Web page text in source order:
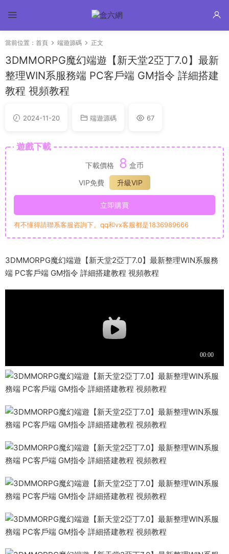
當前位置： 首頁 端遊源碼 正文
3DMMORPG魔幻端遊【新天堂2亞丁7.0】最新
整理WIN系服務端 PC客戶端 GM指令 詳細搭建
教程 視頻教程
2024-11-20 端遊源碼 67
遊戲下載
下載價格 8 盒币
VIP免費
升級VIP
立即購買
有不懂得請聯系客服咨詢下。qq和vx客服都是1836989666
3DMMORPG魔幻端遊【新天堂2亞丁7.0】最新整理WIN系服務
端 PC客戶端 GM指令 詳細搭建教程 視頻教程